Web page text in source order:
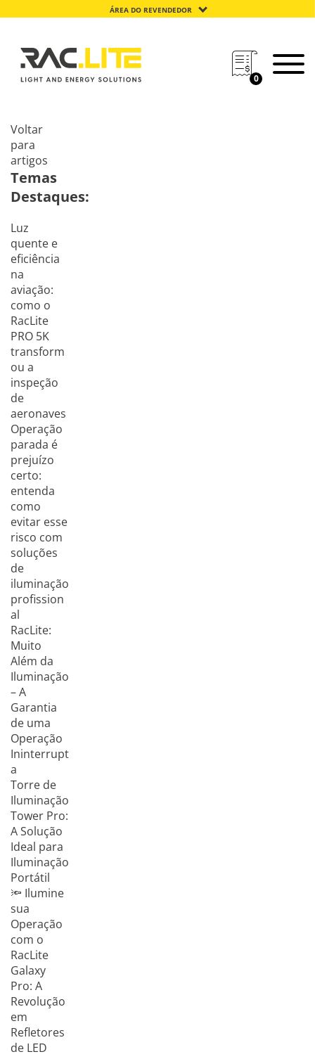
ÁREA DO REVENDEDOR
0
Voltar
para
artigos
Temas
Destaques:
Luz
quente e
eficiência
na
aviação:
como o
RacLite
PRO 5K
transform
ou a
inspeção
de
aeronaves
Operação
parada é
prejuízo
certo:
entenda
como
evitar esse
risco com
soluções
de
iluminação
profission
al
RacLite:
Muito
Além da
Iluminação
– A
Garantia
de uma
Operação
Ininterrupt
a
Torre de
Iluminação
Tower Pro:
A Solução
Ideal para
Iluminação
Portátil
🔦 Ilumine
sua
Operação
com o
RacLite
Galaxy
Pro: A
Revolução
em
Refletores
de LED